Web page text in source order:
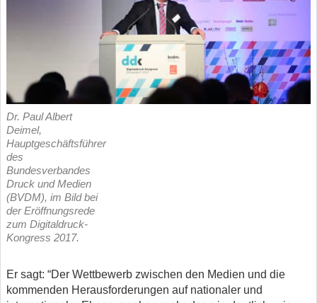
Dr. Paul Albert
Deimel,
Hauptgeschäftsführer
des
Bundesverbandes
Druck und Medien
(BVDM), im Bild bei
der Eröffnungsrede
zum Digitaldruck-
Kongress 2017.
Er sagt: “Der Wettbewerb zwischen den Medien und die
kommenden Herausforderungen auf nationaler und